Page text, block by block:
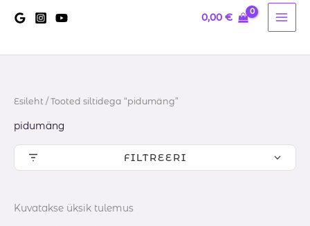
0,00€
Esileht / Tooted siltidega “pidumäng”
pidumäng
FILTREERI
Kuvatakse üksik tulemus